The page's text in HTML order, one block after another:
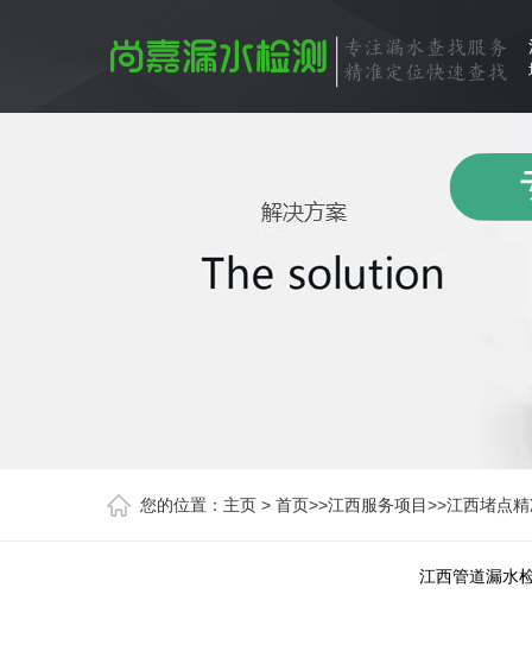
您的位置： 主页 > 首页>>江西服务项目>>江西堵点
江西管道漏水